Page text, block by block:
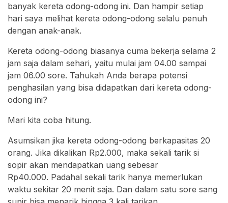
banyak kereta odong-odong ini. Dan hampir setiap
hari saya melihat kereta odong-odong selalu penuh
dengan anak-anak.
Kereta odong-odong biasanya cuma bekerja selama 2
jam saja dalam sehari, yaitu mulai jam 04.00 sampai
jam 06.00 sore. Tahukah Anda berapa potensi
penghasilan yang bisa didapatkan dari kereta odong-
odong ini?
Mari kita coba hitung.
Asumsikan jika kereta odong-odong berkapasitas 20
orang. Jika dikalikan Rp2.000, maka sekali tarik si
sopir akan mendapatkan uang sebesar
Rp40.000. Padahal sekali tarik hanya memerlukan
waktu sekitar 20 menit saja. Dan dalam satu sore sang